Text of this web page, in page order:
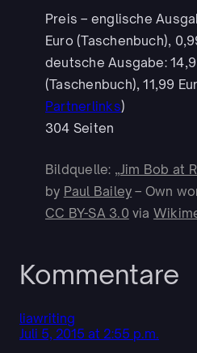
Preis – englische
Euro (Taschenbuch),
deutsche Ausgabe:
(Taschenbuch), 11,99
Partnerlinks)
304 Seiten
Bildquelle: „Jim Bob at
by Paul Bailey – Own
CC BY-SA 3.0 via
Kommentare
liawriting
Juli 5, 2015 at 2:55 p.m.